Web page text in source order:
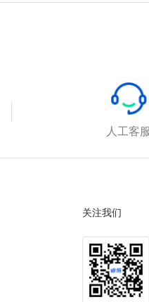
人工客服
关注我们